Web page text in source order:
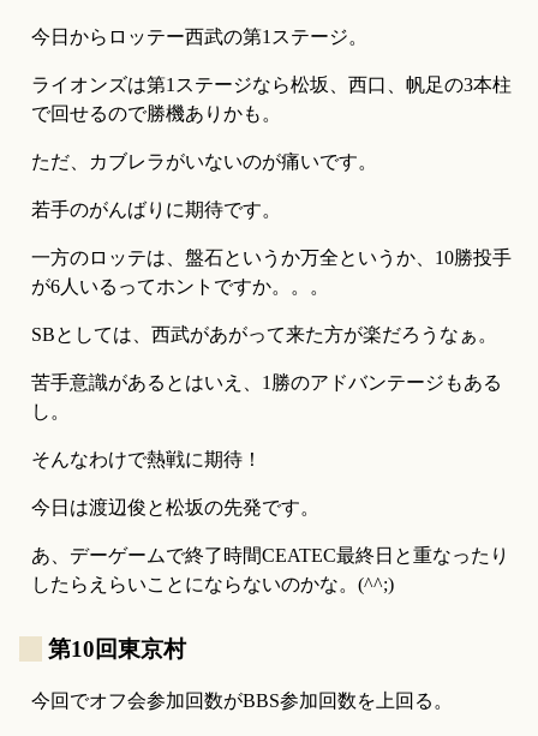
今日からロッテー西武の第1ステージ。
ライオンズは第1ステージなら松坂、西口、帆足の3本柱
で回せるので勝機ありかも。
ただ、カブレラがいないのが痛いです。
若手のがんばりに期待です。
一方のロッテは、盤石というか万全というか、10勝投手
が6人いるってホントですか。。。
SBとしては、西武があがって来た方が楽だろうなぁ。
苦手意識があるとはいえ、1勝のアドバンテージもある
し。
そんなわけで熱戦に期待！
今日は渡辺俊と松坂の先発です。
あ、デーゲームで終了時間CEATEC最終日と重なったり
したらえらいことにならないのかな。(^^;)
第10回東京村
今回でオフ会参加回数がBBS参加回数を上回る。